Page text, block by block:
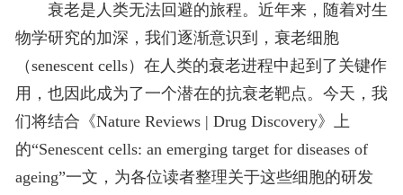
衰老是人类无法回避的旅程。近年来，随着对生
物学研究的加深，我们逐渐意识到，衰老细胞
（senescent cells）在人类的衰老进程中起到了关键作
用，也因此成为了一个潜在的抗衰老靶点。今天，我
们将结合《Nature Reviews | Drug Discovery》上
的“Senescent cells: an emerging target for diseases of
ageing”一文，为各位读者整理关于这些细胞的研发